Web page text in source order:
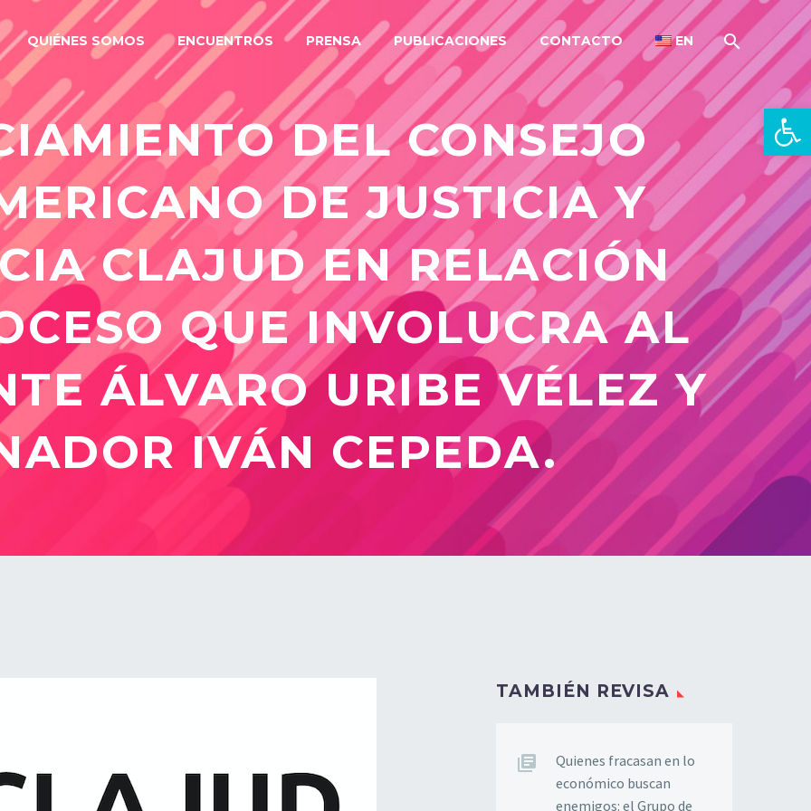
QUIÉNES SOMOS ENCUENTROS PRENSA PUBLICACIONES CONTACTO EN
DEL CONSEJO
DE JUSTICIA Y
CLAJUD EN RELACIÓN
QUE INVOLUCRA AL
ÁLVARO URIBE VÉLEZ Y
IVÁN CEPEDA.
TAMBIÉN REVISA
Quienes fracasan en lo
económico buscan
enemigos: el Grupo de